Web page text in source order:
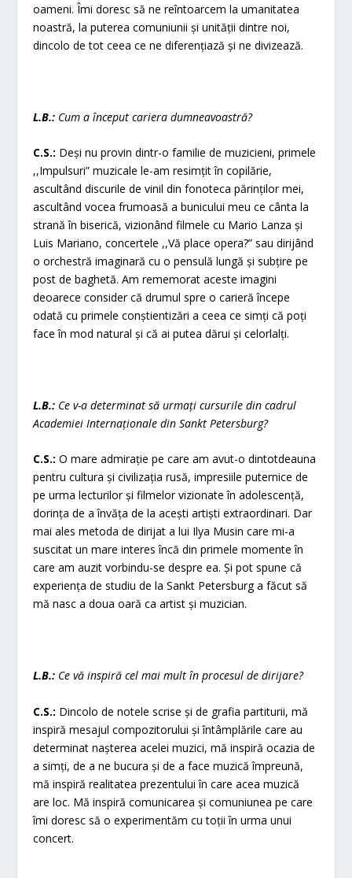
oameni. Îmi doresc să ne reîntoarcem la umanitatea
noastră, la puterea comuniunii și unității dintre noi,
dincolo de tot ceea ce ne diferențiază și ne divizează.
L.B.: Cum a început cariera dumneavoastră?
C.S.: Deși nu provin dintr-o familie de muzicieni, primele
,,Impulsuri” muzicale le-am resimțit în copilărie,
ascultând discurile de vinil din fonoteca părinților mei,
ascultând vocea frumoasă a bunicului meu ce cânta la
strană în biserică, vizionând filmele cu Mario Lanza și
Luis Mariano, concertele ,,Vă place opera?” sau dirijând
o orchestră imaginară cu o pensulă lungă și subțire pe
post de baghetă. Am rememorat aceste imagini
deoarece consider că drumul spre o carieră începe
odată cu primele conștientizări a ceea ce simți că poți
face în mod natural și că ai putea dărui și celorlalți.
L.B.: Ce v-a determinat să urmați cursurile din cadrul
Academiei Internaționale din Sankt Petersburg?
C.S.:O mare admirație pe care am avut-o dintotdeauna
pentru cultura și civilizația rusă, impresiile puternice de
pe urma lecturilor și filmelor vizionate în adolescență,
dorința de a învăța de la acești artiști extraordinari. Dar
mai ales metoda de dirijat a lui Ilya Musin care mi-a
suscitat un mare interes încă din primele momente în
care am auzit vorbindu-se despre ea. Și pot spune că
experiența de studiu de la Sankt Petersburg a făcut să
mă nasc a doua oară ca artist și muzician.
L.B.: Ce vă inspiră cel mai mult în procesul de dirijare?
C.S.: Dincolo de notele scrise și de grafia partiturii, mă
inspiră mesajul compozitorului și întâmplările care au
determinat nașterea acelei muzici, mă inspiră ocazia de
a simți, de a ne bucura și de a face muzică împreună,
mă inspiră realitatea prezentului în care acea muzică
are loc. Mă inspiră comunicarea și comuniunea pe care
îmi doresc să o experimentăm cu toții în urma unui
concert.